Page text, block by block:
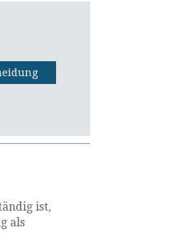
ist,
als